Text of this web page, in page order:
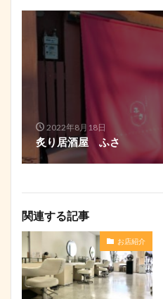
2022年8月18日
炙り居酒屋 ふさ
関連する記事
お店紹介